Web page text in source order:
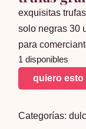
exquisitas
solo negras 30
para
1 disponibles
trufas
grandes
30
quiero esto
Categorías: